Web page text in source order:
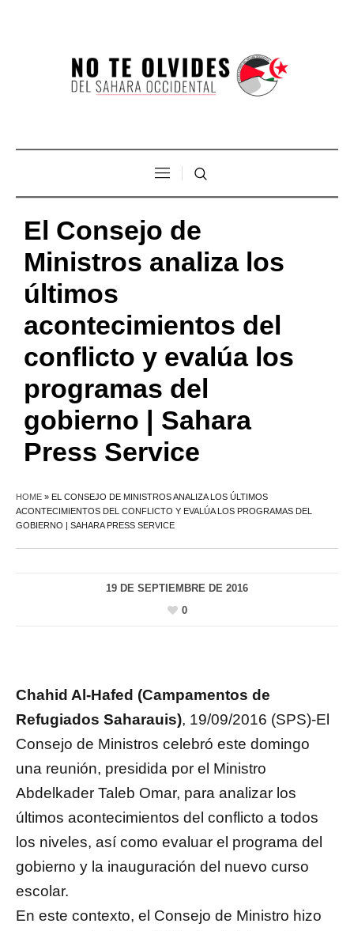
El Consejo de
Ministros analiza los
últimos
acontecimientos del
conflicto y evalúa los
programas del
gobierno | Sahara
Press Service
HOME » EL CONSEJO DE MINISTROS ANALIZA LOS ÚLTIMOS
ACONTECIMIENTOS DEL CONFLICTO Y EVALÚA LOS PROGRAMAS DEL
GOBIERNO | SAHARA PRESS SERVICE
19 DE SEPTIEMBRE DE 2016
0
Chahid Al-Hafed (Campamentos de
Refugiados Saharauis), 19/09/2016 (SPS)-El
Consejo de Ministros celebró este domingo
una reunión, presidida por el Ministro
Abdelkader Taleb Omar, para analizar los
últimos acontecimientos del conflicto a todos
los niveles, así como evaluar el programa del
gobierno y la inauguración del nuevo curso
escolar.
En este contexto, el Consejo de Ministro hizo